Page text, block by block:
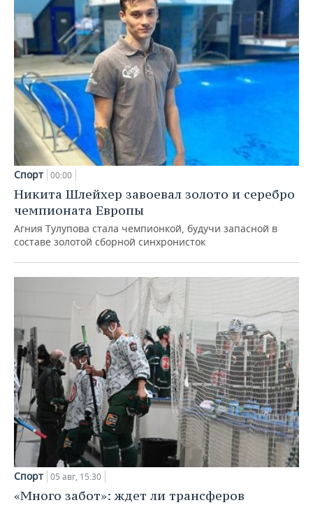
Спорт 00:00
Никита Шлейхер завоевал золото и серебро
чемпионата Европы
Агния Тулупова стала чемпионкой, будучи запасной в
составе золотой сборной синхронисток
Спорт 05 авг, 15:30
«Много забот»: ждет ли трансферов